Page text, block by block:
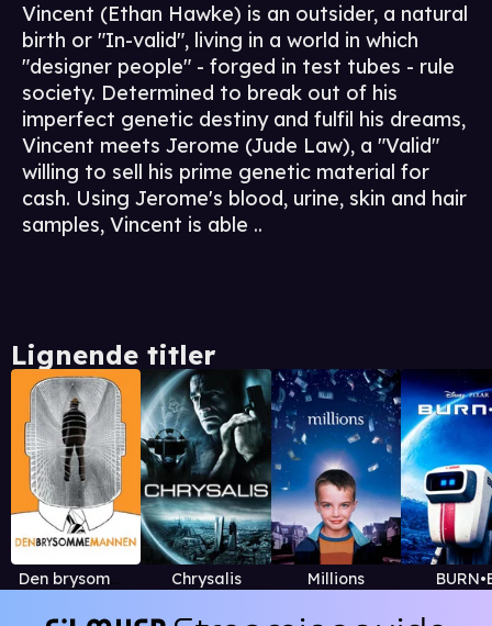
Vincent (Ethan Hawke) is an outsider, a natural
birth or "In-valid", living in a world in which
"designer people" - forged in test tubes - rule
society. Determined to break out of his
imperfect genetic destiny and fulfil his dreams,
Vincent meets Jerome (Jude Law), a "Valid"
willing to sell his prime genetic material for
cash. Using Jerome's blood, urine, skin and hair
samples, Vincent is able ..
Lignende titler
Den brysomme mannen Chrysalis Millions